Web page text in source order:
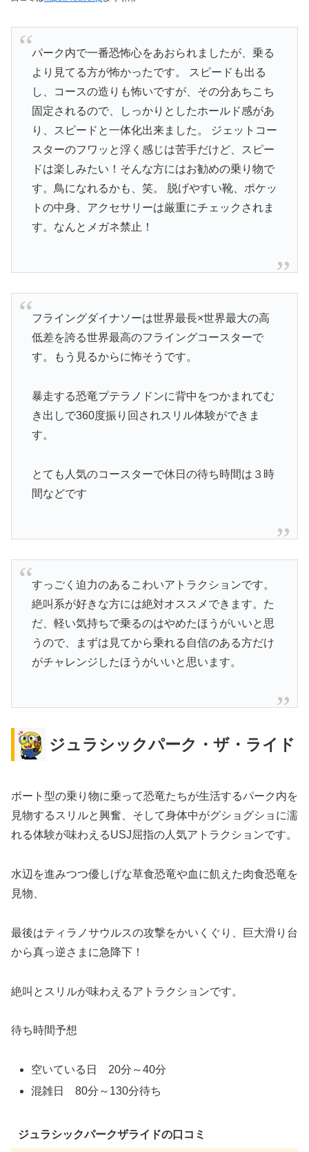
パーク内で一番恐怖心をあおられましたが、乗る
より見てる方が怖かったです。 スピードも出る
し、コースの造りも怖いですが、その分あちこち
固定されるので、しっかりとしたホールド感があ
り、スピードと一体化出来ました。 ジェットコー
スターのフワッと浮く感じは苦手だけど、スピー
ドは楽しみたい！そんな方にはお勧めの乗り物で
す。鳥になれるかも、笑。 脱げやすい靴、ポケッ
トの中身、アクセサリーは厳重にチェックされま
す。なんとメガネ禁止！
フライングダイナソーは世界最長×世界最大の高
低差を誇る世界最高のフライングコースターで
す。もう見るからに怖そうです。
暴走する恐竜プテラノドンに背中をつかまれてむ
き出しで360度振り回されスリル体験ができま
す。
とても人気のコースターで休日の待ち時間は３時
間などです
すっごく迫力のあるこわいアトラクションです。
絶叫系が好きな方には絶対オススメできます。た
だ、軽い気持ちで乗るのはやめたほうがいいと思
うので、まずは見てから乗れる自信のある方だけ
がチャレンジしたほうがいいと思います。
ジュラシックパーク・ザ・ライド
ボート型の乗り物に乗って恐竜たちが生活するパーク内を
見物するスリルと興奮、そして身体中がグショグショに濡
れる体験が味わえるUSJ屈指の人気アトラクションです。
水辺を進みつつ優しげな草食恐竜や血に飢えた肉食恐竜を
見物、
最後はティラノサウルスの攻撃をかいくぐり、巨大滑り台
から真っ逆さまに急降下！
絶叫とスリルが味わえるアトラクションです。
待ち時間予想
空いている日 20分～40分
混雑日 80分～130分待ち
ジュラシックパークザライドの口コミ